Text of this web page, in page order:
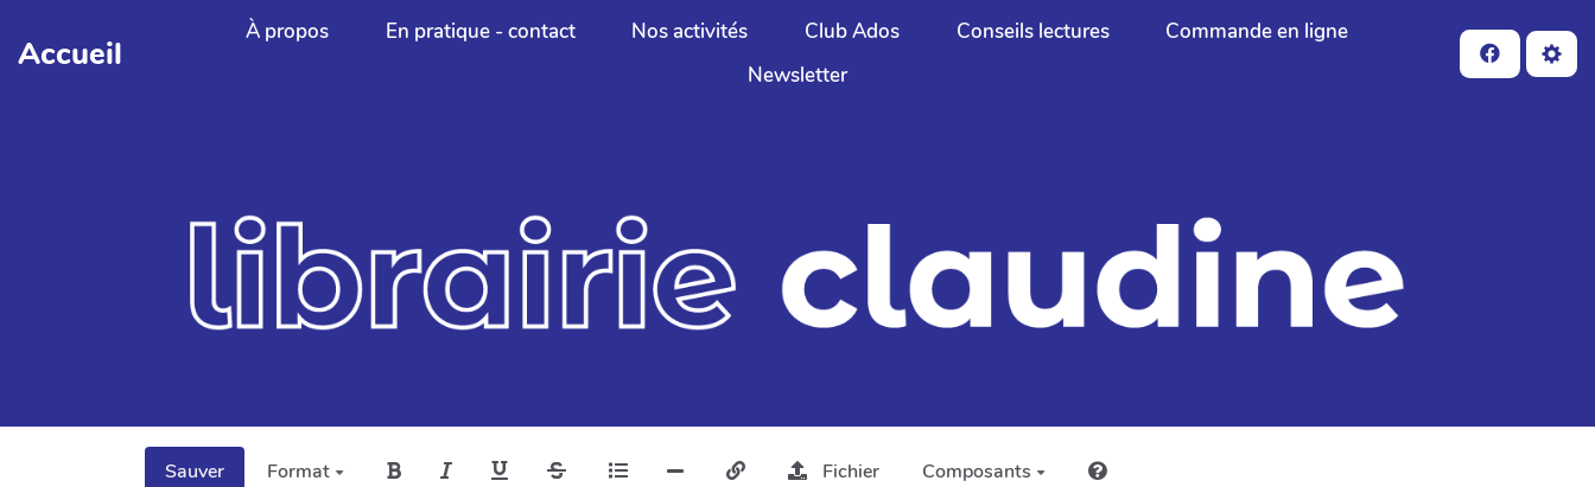
Aller au contenu principal
Accueil
À propos En pratique - contact Nos activités Club Ados Conseils lectures
Commande en ligne
Newsletter
Sauver Format Fichier Composants